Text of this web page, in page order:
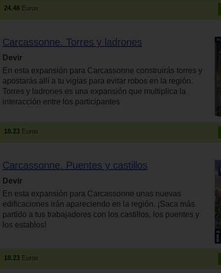
24.48 Euros
Carcassonne. Torres y ladrones
Devir
En esta expansión para Carcassonne construirás torres y
apostarás allí a tu vigías para evitar robos en la región.
Torres y ladrones es una expansión que multiplica la
interacción entre los participantes
18.23 Euros
Carcassonne. Puentes y castillos
Devir
En esta expansión para Carcassonne unas nuevas
edificaciones irán apareciendo en la región. ¡Saca más
partido a tus trabajadores con los castillos, los puentes y
los establos!
18.23 Euros